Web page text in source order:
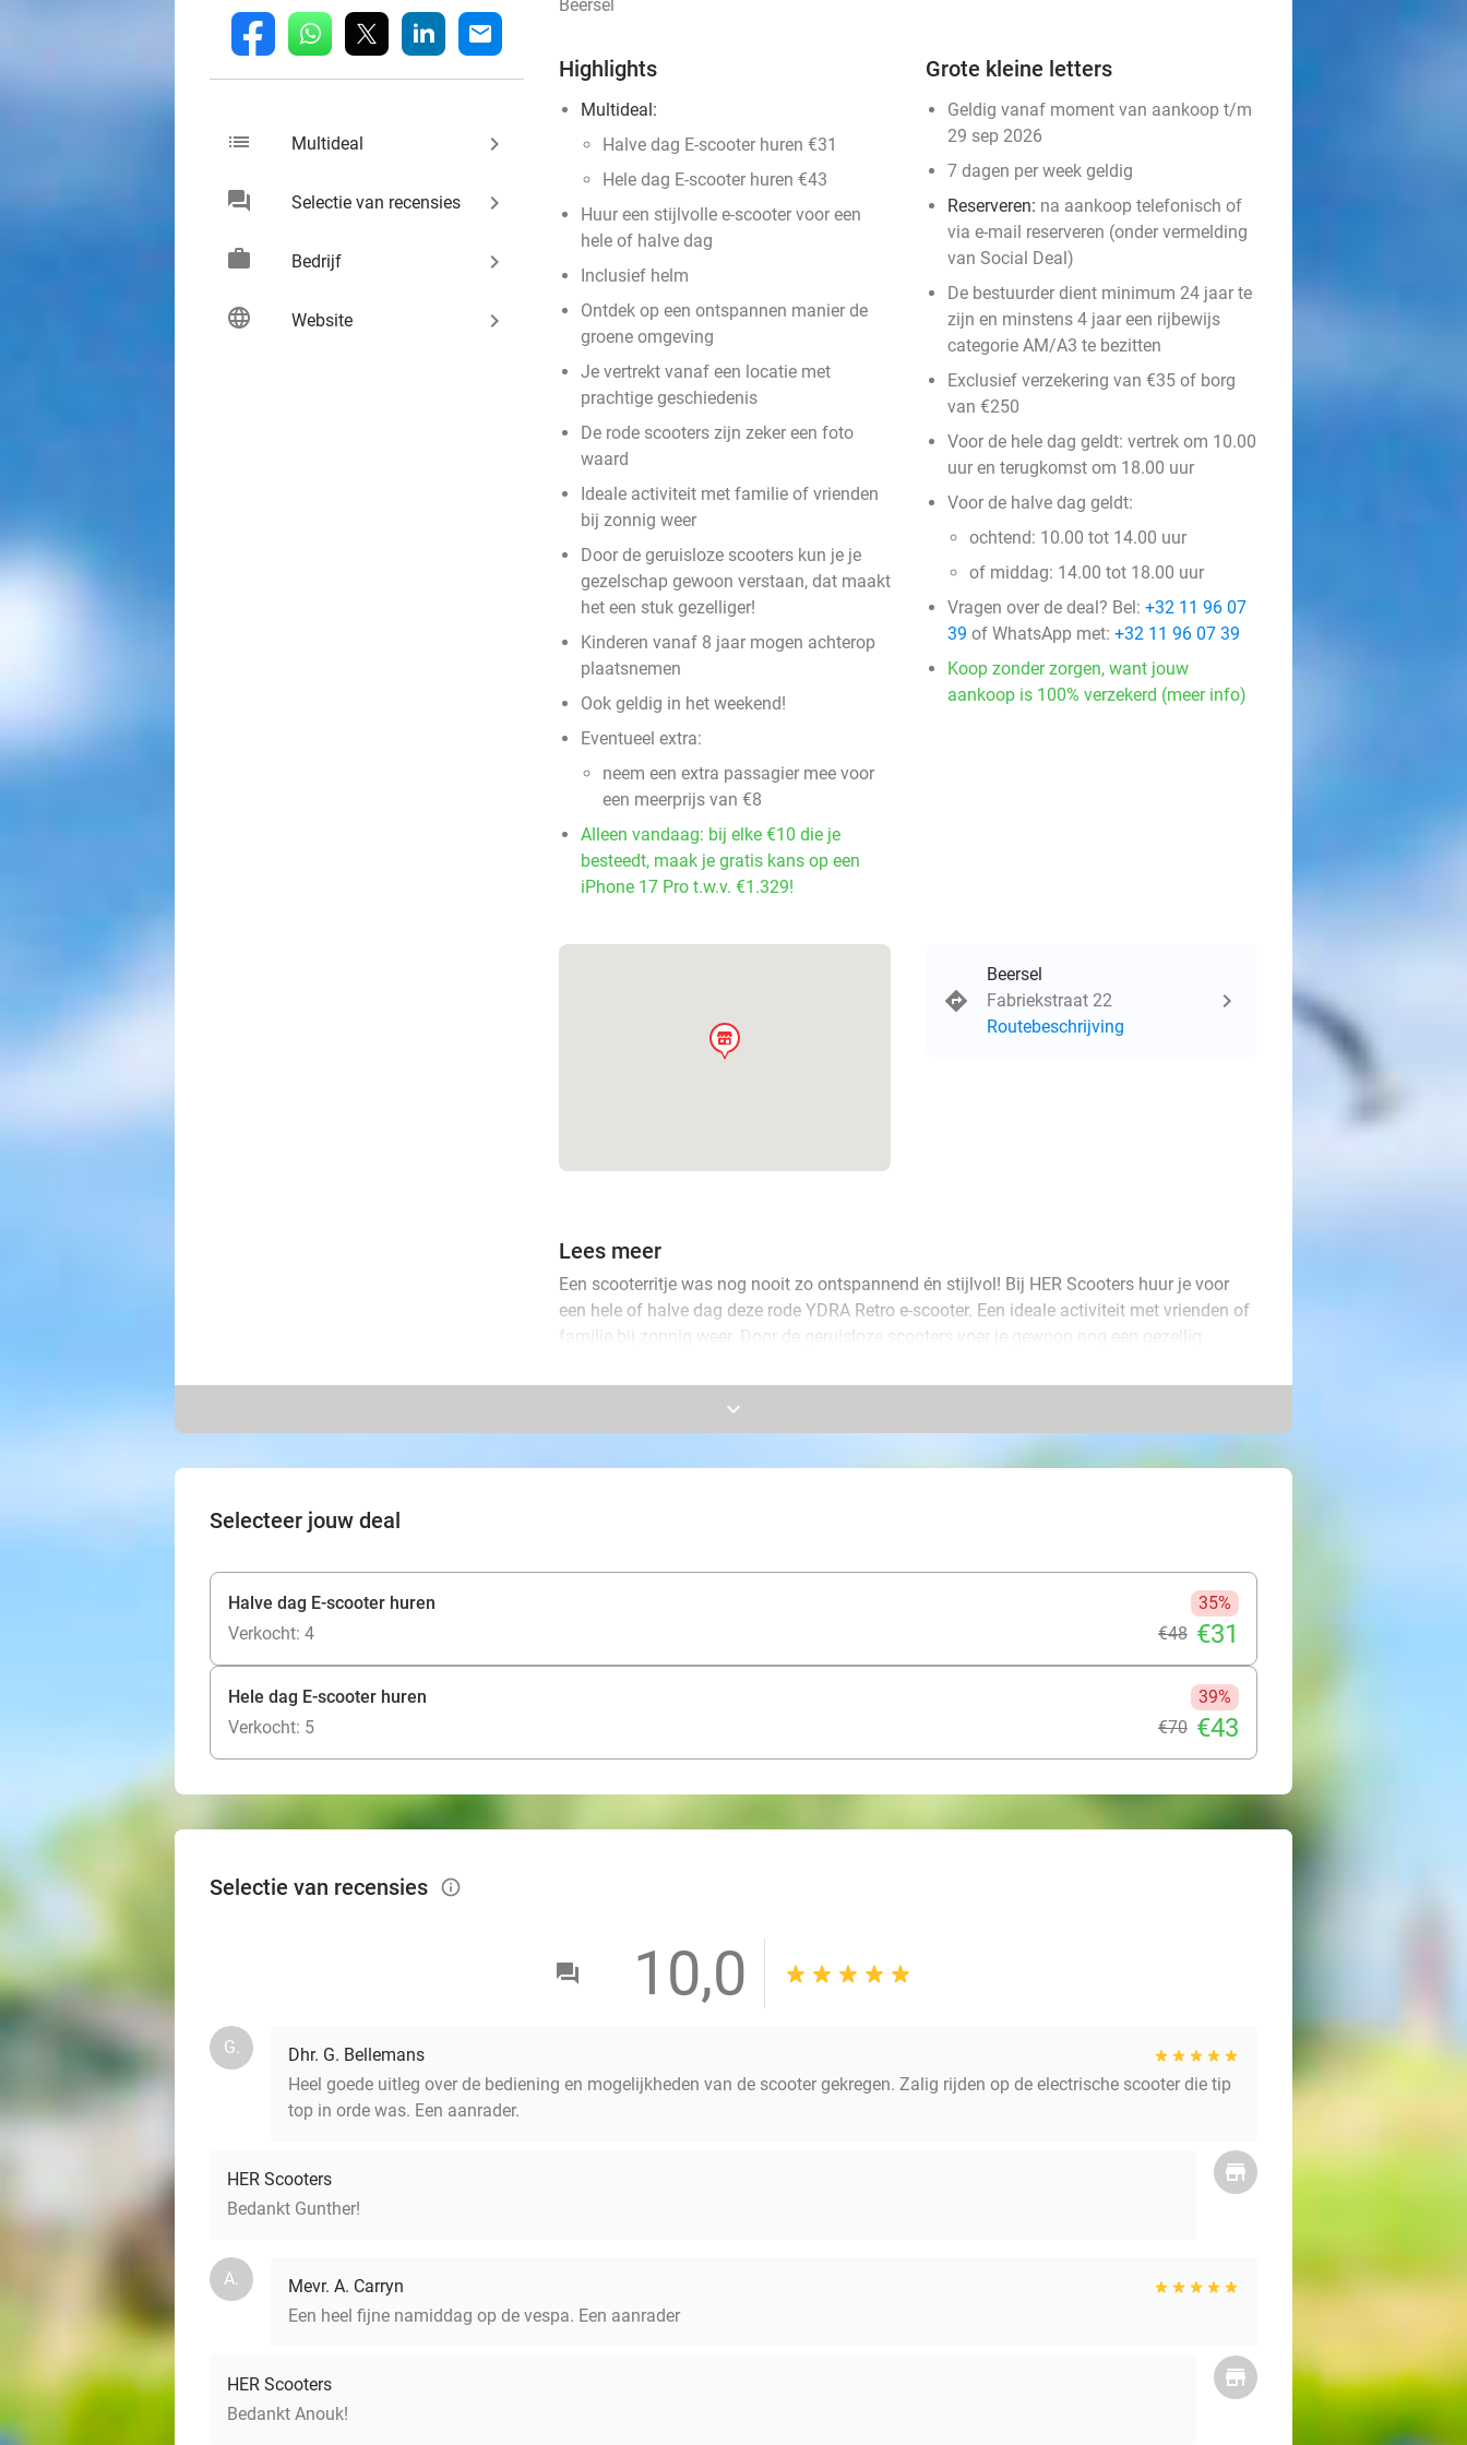
fb whatsapp linkedin mail
list Multideal keyboard_arrow_right
chat Selectie van recensies keyboard_arrow_right
work Bedrijf keyboard_arrow_right
language Website keyboard_arrow_right
Beersel
Highlights
Multideal:
Halve dag E-scooter huren €31
Hele dag E-scooter huren €43
Huur een stijlvolle e-scooter voor een
hele of halve dag
Inclusief helm
Ontdek op een ontspannen manier de
groene omgeving
Je vertrekt vanaf een locatie met
prachtige geschiedenis
De rode scooters zijn zeker een foto
waard
Ideale activiteit met familie of vrienden
bij zonnig weer
Door de geruisloze scooters kun je je
gezelschap gewoon verstaan, dat maakt
het een stuk gezelliger!
Kinderen vanaf 8 jaar mogen achterop
plaatsnemen
Ook geldig in het weekend!
Eventueel extra:
neem een extra passagier mee voor
een meerprijs van €8
Alleen vandaag: bij elke €10 die je
besteedt, maak je gratis kans op een
iPhone 17 Pro t.w.v. €1.329!
Grote kleine letters
Geldig vanaf moment van aankoop t/m
29 sep 2026
7 dagen per week geldig
Reserveren: na aankoop telefonisch of
via e-mail reserveren (onder vermelding
van Social Deal)
De bestuurder dient minimum 24 jaar te
zijn en minstens 4 jaar een rijbewijs
categorie AM/A3 te bezitten​
Exclusief verzekering van €35 of borg
van €250
Voor de hele dag geldt: vertrek om 10.00
uur en terugkomst om 18.00 uur
Voor de halve dag geldt:
ochtend: 10.00 tot 14.00 uur
of middag: 14.00 tot 18.00 uur
Vragen over de deal? Bel: +32 11 96 07
39 of WhatsApp met: +32 11 96 07 39
Koop zonder zorgen, want jouw
aankoop is 100% verzekerd (meer info)
store
Beersel
Fabriekstraat 22
Routebeschrijving
Lees meer
Een scooterritje was nog nooit zo ontspannend én stijlvol! Bij HER Scooters huur je voor
een hele of halve dag deze rode YDRA Retro e-scooter. Een ideale activiteit met vrienden of
familie bij zonnig weer. Door de geruisloze scooters voer je gewoon nog een gezellig
Stippel je eigen route uit of neem een GPS-toestel mee dat je langs verschillende
bezienswaardigheden, terrasjes en een ijssalon brengt. Het uitje is geschikt voor jong en
oud, want vanaf 8 jaar oud mag je achterop plaatsnemen. Helmen op en gas geven maar!
keyboard_arrow_down
Selecteer jouw deal
Halve dag E-scooter huren
35%
Verkocht: 4
€48 €31
Hele dag E-scooter huren
39%
Verkocht: 5
€70 €43
Selectie van recensies info_outlined
10,0
G.
Dhr. G. Bellemans
Heel goede uitleg over de bediening en mogelijkheden van de scooter gekregen. Zalig rijden op de electrische scooter die tip
top in orde was. Een aanrader.
HER Scooters
Bedankt Gunther!
A.
Mevr. A. Carryn
Een heel fijne namiddag op de vespa. Een aanrader
HER Scooters
Bedankt Anouk!